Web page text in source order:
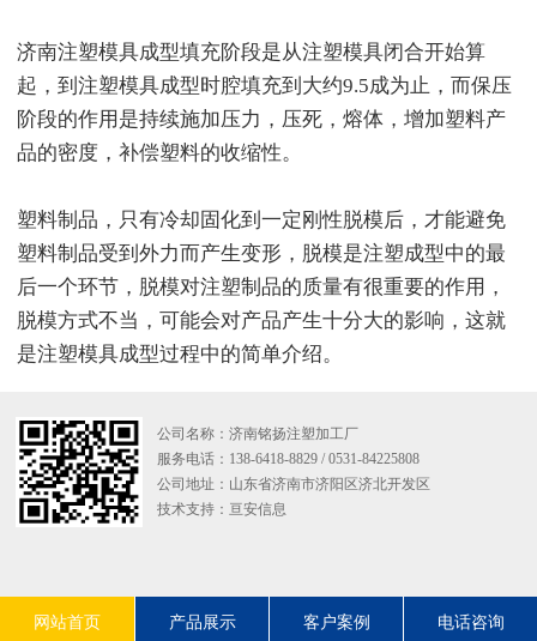
济南注塑模具成型填充阶段是从注塑模具闭合开始算
起，到注塑模具成型时腔填充到大约9.5成为止，而保压
阶段的作用是持续施加压力，压死，熔体，增加塑料产
品的密度，补偿塑料的收缩性。
塑料制品，只有冷却固化到一定刚性脱模后，才能避免
塑料制品受到外力而产生变形，脱模是注塑成型中的最
后一个环节，脱模对注塑制品的质量有很重要的作用，
脱模方式不当，可能会对产品产生十分大的影响，这就
是注塑模具成型过程中的简单介绍。
公司名称：济南铭扬注塑加工厂
服务电话：138-6418-8829 / 0531-84225808
公司地址：山东省济南市济阳区济北开发区
技术支持： 亘安信息
网站首页 产品展示 客户案例 电话咨询